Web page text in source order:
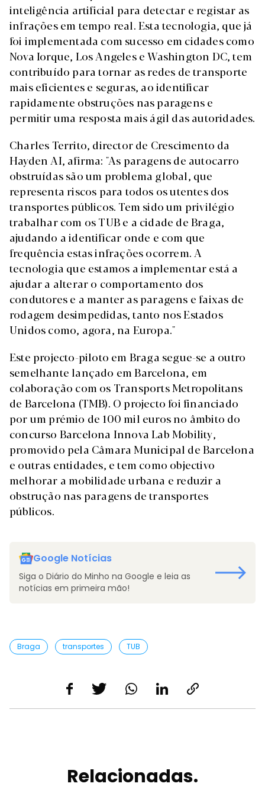
inteligência artificial para detectar e registar as
infrações em tempo real. Esta tecnologia, que já
foi implementada com sucesso em cidades como
Nova Iorque, Los Angeles e Washington DC, tem
contribuído para tornar as redes de transporte
mais eficientes e seguras, ao identificar
rapidamente obstruções nas paragens e
permitir uma resposta mais ágil das autoridades.
Charles Territo, director de Crescimento da
Hayden AI, afirma: "As paragens de autocarro
obstruídas são um problema global, que
representa riscos para todos os utentes dos
transportes públicos. Tem sido um privilégio
trabalhar com os TUB e a cidade de Braga,
ajudando a identificar onde e com que
frequência estas infrações ocorrem. A
tecnologia que estamos a implementar está a
ajudar a alterar o comportamento dos
condutores e a manter as paragens e faixas de
rodagem desimpedidas, tanto nos Estados
Unidos como, agora, na Europa."
Este projecto-piloto em Braga segue-se a outro
semelhante lançado em Barcelona, em
colaboração com os Transports Metropolitans
de Barcelona (TMB). O projecto foi financiado
por um prémio de 100 mil euros no âmbito do
concurso Barcelona Innova Lab Mobility,
promovido pela Câmara Municipal de Barcelona
e outras entidades, e tem como objectivo
melhorar a mobilidade urbana e reduzir a
obstrução nas paragens de transportes
públicos.
Google Notícias
Siga o Diário do Minho na Google e leia as
notícias em primeira mão!
Braga transportes TUB
Relacionadas.